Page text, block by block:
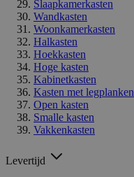
Slaapkamerkasten
Wandkasten
Woonkamerkasten
Halkasten
Hoekkasten
Hoge kasten
Kabinetkasten
Kasten met legplanken
Open kasten
Smalle kasten
Vakkenkasten
Levertijd